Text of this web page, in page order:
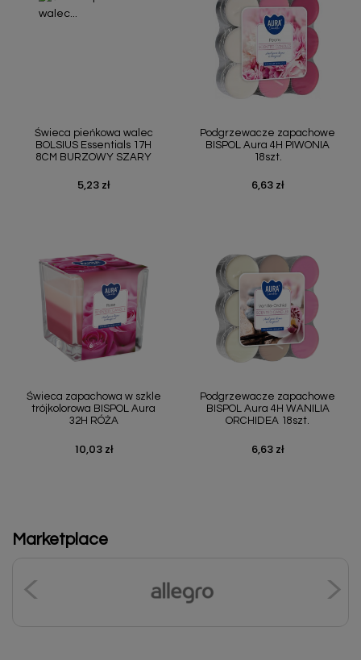
Świeca pieńkowa walec
BOLSIUS Essentials 17H
8CM BURZOWY SZARY
Cena
5,23 zł
Podgrzewacze zapachowe
BISPOL Aura 4H PIWONIA
18szt.
Cena
6,63 zł
Świeca zapachowa w szkle
trójkolorowa BISPOL Aura
32H RÓŻA
Cena
10,03 zł
Podgrzewacze zapachowe
BISPOL Aura 4H WANILIA
ORCHIDEA 18szt.
Cena
6,63 zł
Marketplace